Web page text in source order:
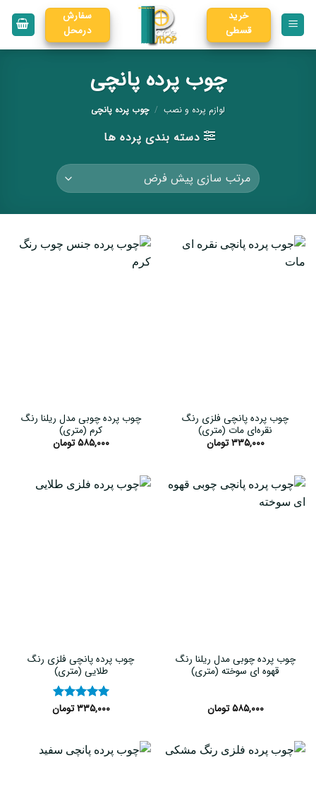
خرید
قسطی
سفارش
درمحل
چوب پرده پانچی
لوازم پرده و نصب / چوب پرده پانچی
دسته بندی پرده ها
چوب پرده پانچی فلزی رنگ
نقره‌ای مات (متری)
۳۳۵,۰۰۰ تومان
چوب پرده چوبی مدل ریلنا رنگ
کرم (متری)
۵۸۵,۰۰۰ تومان
چوب پرده چوبی مدل ریلنا رنگ
قهوه ای سوخته (متری)
۵۸۵,۰۰۰ تومان
چوب پرده پانچی فلزی رنگ
طلایی (متری)
نمره۵از۳۳۵,۰۰۰ تومان